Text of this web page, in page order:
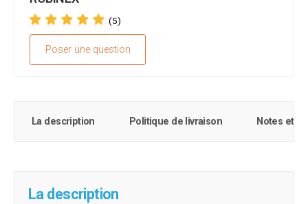
(5)
Poser une question
La description Politique de livraison Notes et
La description